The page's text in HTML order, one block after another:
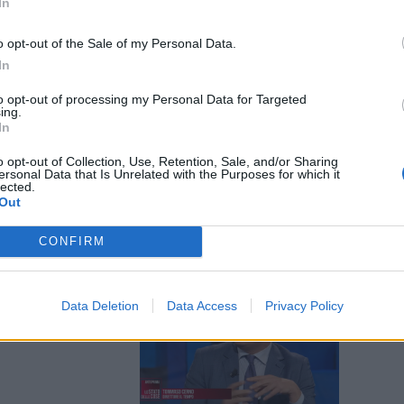
opt-out of the Sale of my Personal Data.
opt-out of processing my Personal Data for Targeted
opt-out of Collection, Use, Retention, Sale, and/or Sharing
Data that Is Unrelated with the Purposes for which it
CONFIRM
Data Deletion Data Access Privacy Policy
nel Pd
gli
con
chi è di